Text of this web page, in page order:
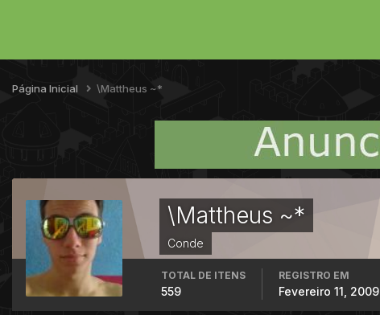
Página Inicial \Mattheus ~*
\Mattheus ~*
Conde
TOTAL DE ITENS
559
REGISTRO EM
Fevereiro 11, 2009